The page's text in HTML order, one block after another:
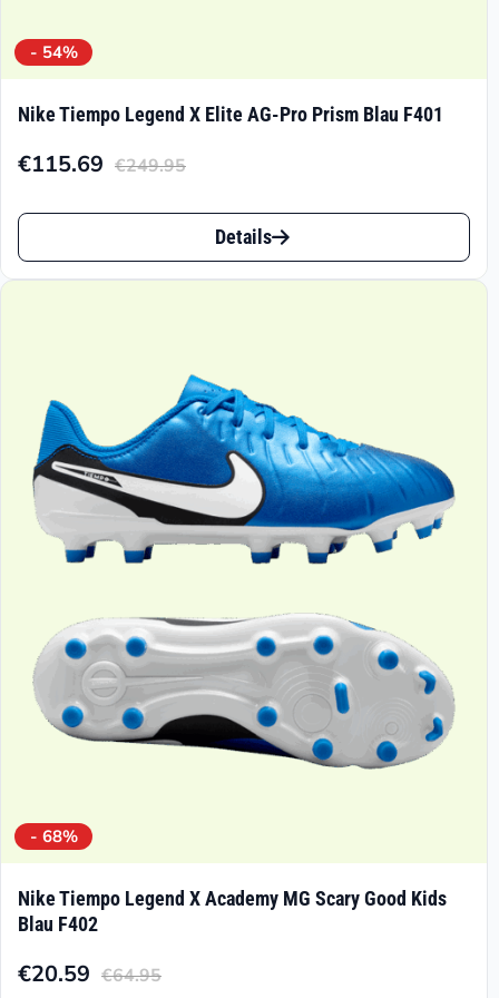
- 54%
Nike Tiempo Legend X Elite AG-Pro Prism Blau F401
€249.95
Ursprünglicher
Preis
€249.95
€115.69
Aktueller
Preis
€115.69.
Dieses
Produkt
auf.
Die
Optionen
können
Produktseite
gewählt
werden
Details
- 68%
Nike Tiempo Legend X Academy MG Scary Good Kids
Blau F402
€64.95
Ursprünglicher
€20.59
Aktueller